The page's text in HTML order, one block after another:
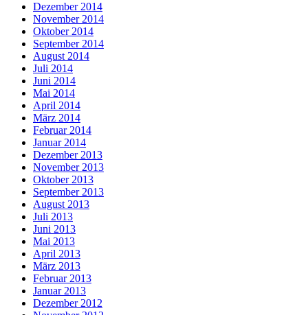
Dezember 2014
November 2014
Oktober 2014
September 2014
August 2014
Juli 2014
Juni 2014
Mai 2014
April 2014
März 2014
Februar 2014
Januar 2014
Dezember 2013
November 2013
Oktober 2013
September 2013
August 2013
Juli 2013
Juni 2013
Mai 2013
April 2013
März 2013
Februar 2013
Januar 2013
Dezember 2012